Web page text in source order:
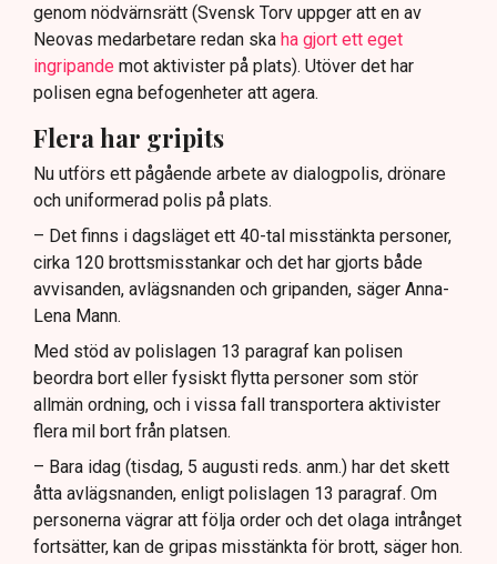
genom nödvärnsrätt (Svensk Torv uppger att en av
Neovas medarbetare redan ska ha gjort ett eget
ingripande mot aktivister på plats). Utöver det har
polisen egna befogenheter att agera.
Flera har gripits
Nu utförs ett pågående arbete av dialogpolis, drönare
och uniformerad polis på plats.
– Det finns i dagsläget ett 40-tal misstänkta personer,
cirka 120 brottsmisstankar och det har gjorts både
avvisanden, avlägsnanden och gripanden, säger Anna-
Lena Mann.
Med stöd av polislagen 13 paragraf kan polisen
beordra bort eller fysiskt flytta personer som stör
allmän ordning, och i vissa fall transportera aktivister
flera mil bort från platsen.
– Bara idag (tisdag, 5 augusti reds. anm.) har det skett
åtta avlägsnanden, enligt polislagen 13 paragraf. Om
personerna vägrar att följa order och det olaga intrånget
fortsätter, kan de gripas misstänkta för brott, säger hon.